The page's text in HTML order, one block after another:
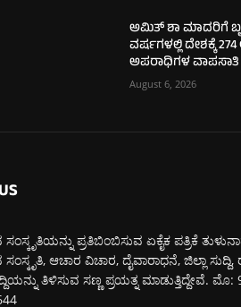
ಅಮಿತ್ ಶಾ ಮಾದರಿಗೆ
ವರ್ಷಗಳಲ್ಲಿ ದೇಶಕ್ಕೆ
ಅಪರಾಧಿಗಳ ವಾಪಸಾತಿ
August 6, 2026
ಪ್ರತಿಬಿಂಬಿಸುವ ಏಕೈಕ ಪತ್ರಿಕೆ
ಆಚಾರ ವಿಚಾರ, ದೈವಾರಾಧನೆ, ಜಿಲ್ಲಾ
ತಿಳಿಸುವ ಸಣ್ಣ ಪ್ರಯತ್ನ ಮಾಡುತ್ತಿದ್ದೇವೆ. ಮೊ: